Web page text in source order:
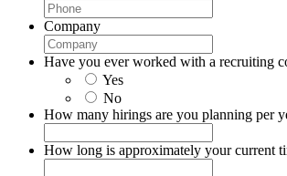
Company
Have you ever worked with a recruiting
Yes
No
How many hirings are you planning per
How long is approximately your current